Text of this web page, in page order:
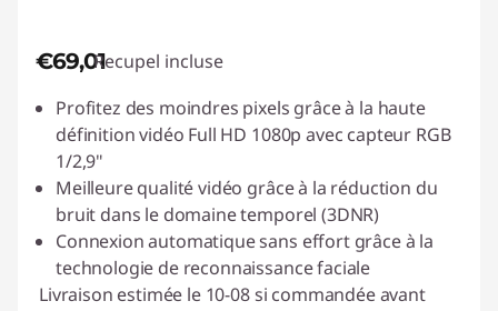
€69,01Recupel incluse
Profitez des moindres pixels grâce à la haute
définition vidéo Full HD 1080p avec capteur RGB
1/2,9"
Meilleure qualité vidéo grâce à la réduction du
bruit dans le domaine temporel (3DNR)
Connexion automatique sans effort grâce à la
technologie de reconnaissance faciale
Livraison estimée le 10-08 si commandée avant